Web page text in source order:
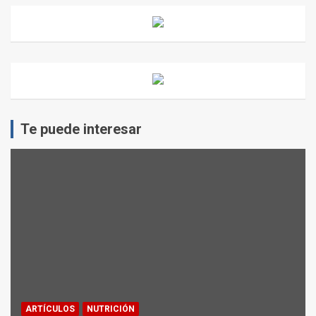
Te puede interesar
ARTÍCULOS NUTRICIÓN